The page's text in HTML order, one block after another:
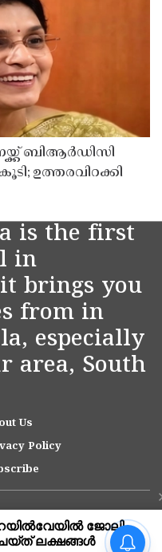
ബിആർഡിസി
ഉത്തരവിറക്കി
is the first
in
brings you
from in
especially
area, South
Us
Policy
സവർക്കറെ
വിവാദ